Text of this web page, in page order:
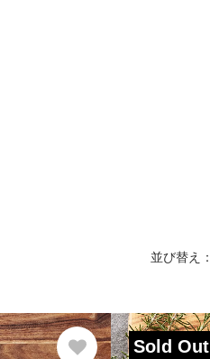
並び替え：
Sold Out